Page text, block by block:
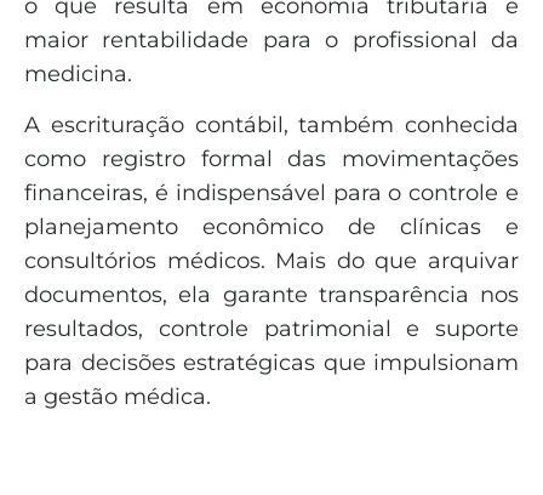
o que resulta em economia tributária e
maior rentabilidade para o profissional da
medicina.
A escrituração contábil, também conhecida
como registro formal das movimentações
financeiras, é indispensável para o controle e
planejamento econômico de clínicas e
consultórios médicos. Mais do que arquivar
documentos, ela garante transparência nos
resultados, controle patrimonial e suporte
para decisões estratégicas que impulsionam
a gestão médica.